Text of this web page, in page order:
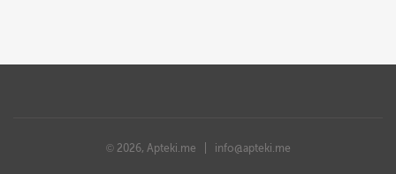
© 2026, Apteki.me | info@apteki.me